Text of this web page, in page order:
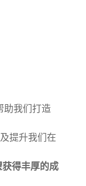
助我们打造
提升我们在
得丰厚的成